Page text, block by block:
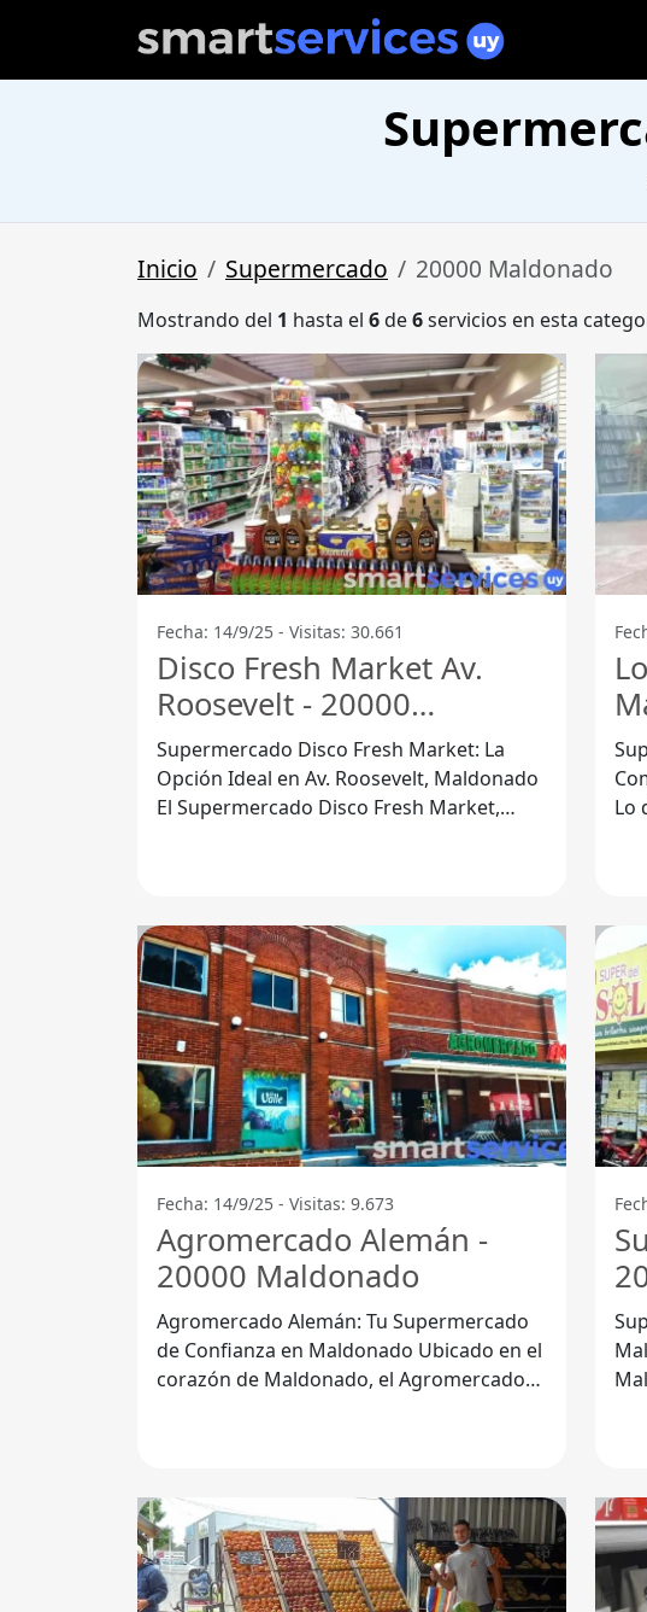
Inicio Supermercado 20000 Maldonado
Mostrando del 1 hasta el 6de6servicios en esta
Fecha: 14/9/25 - Visitas: 30.661
Disco Fresh Market Av.
Roosevelt - 20000
Maldonado
Supermercado Disco Fresh Market: La
Opción Ideal en Av. Roosevelt, Maldonado
El Supermercado Disco Fresh Market,
Lo
Fecha: 14/9/25 - Visitas: 9.673
Agromercado Alemán -
20000 Maldonado
Agromercado Alemán: Tu Supermercado
de Confianza en Maldonado Ubicado en el
corazón de Maldonado, el Agromercado